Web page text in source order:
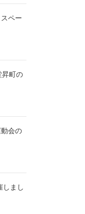
ペー
昇町の
会の
しまし